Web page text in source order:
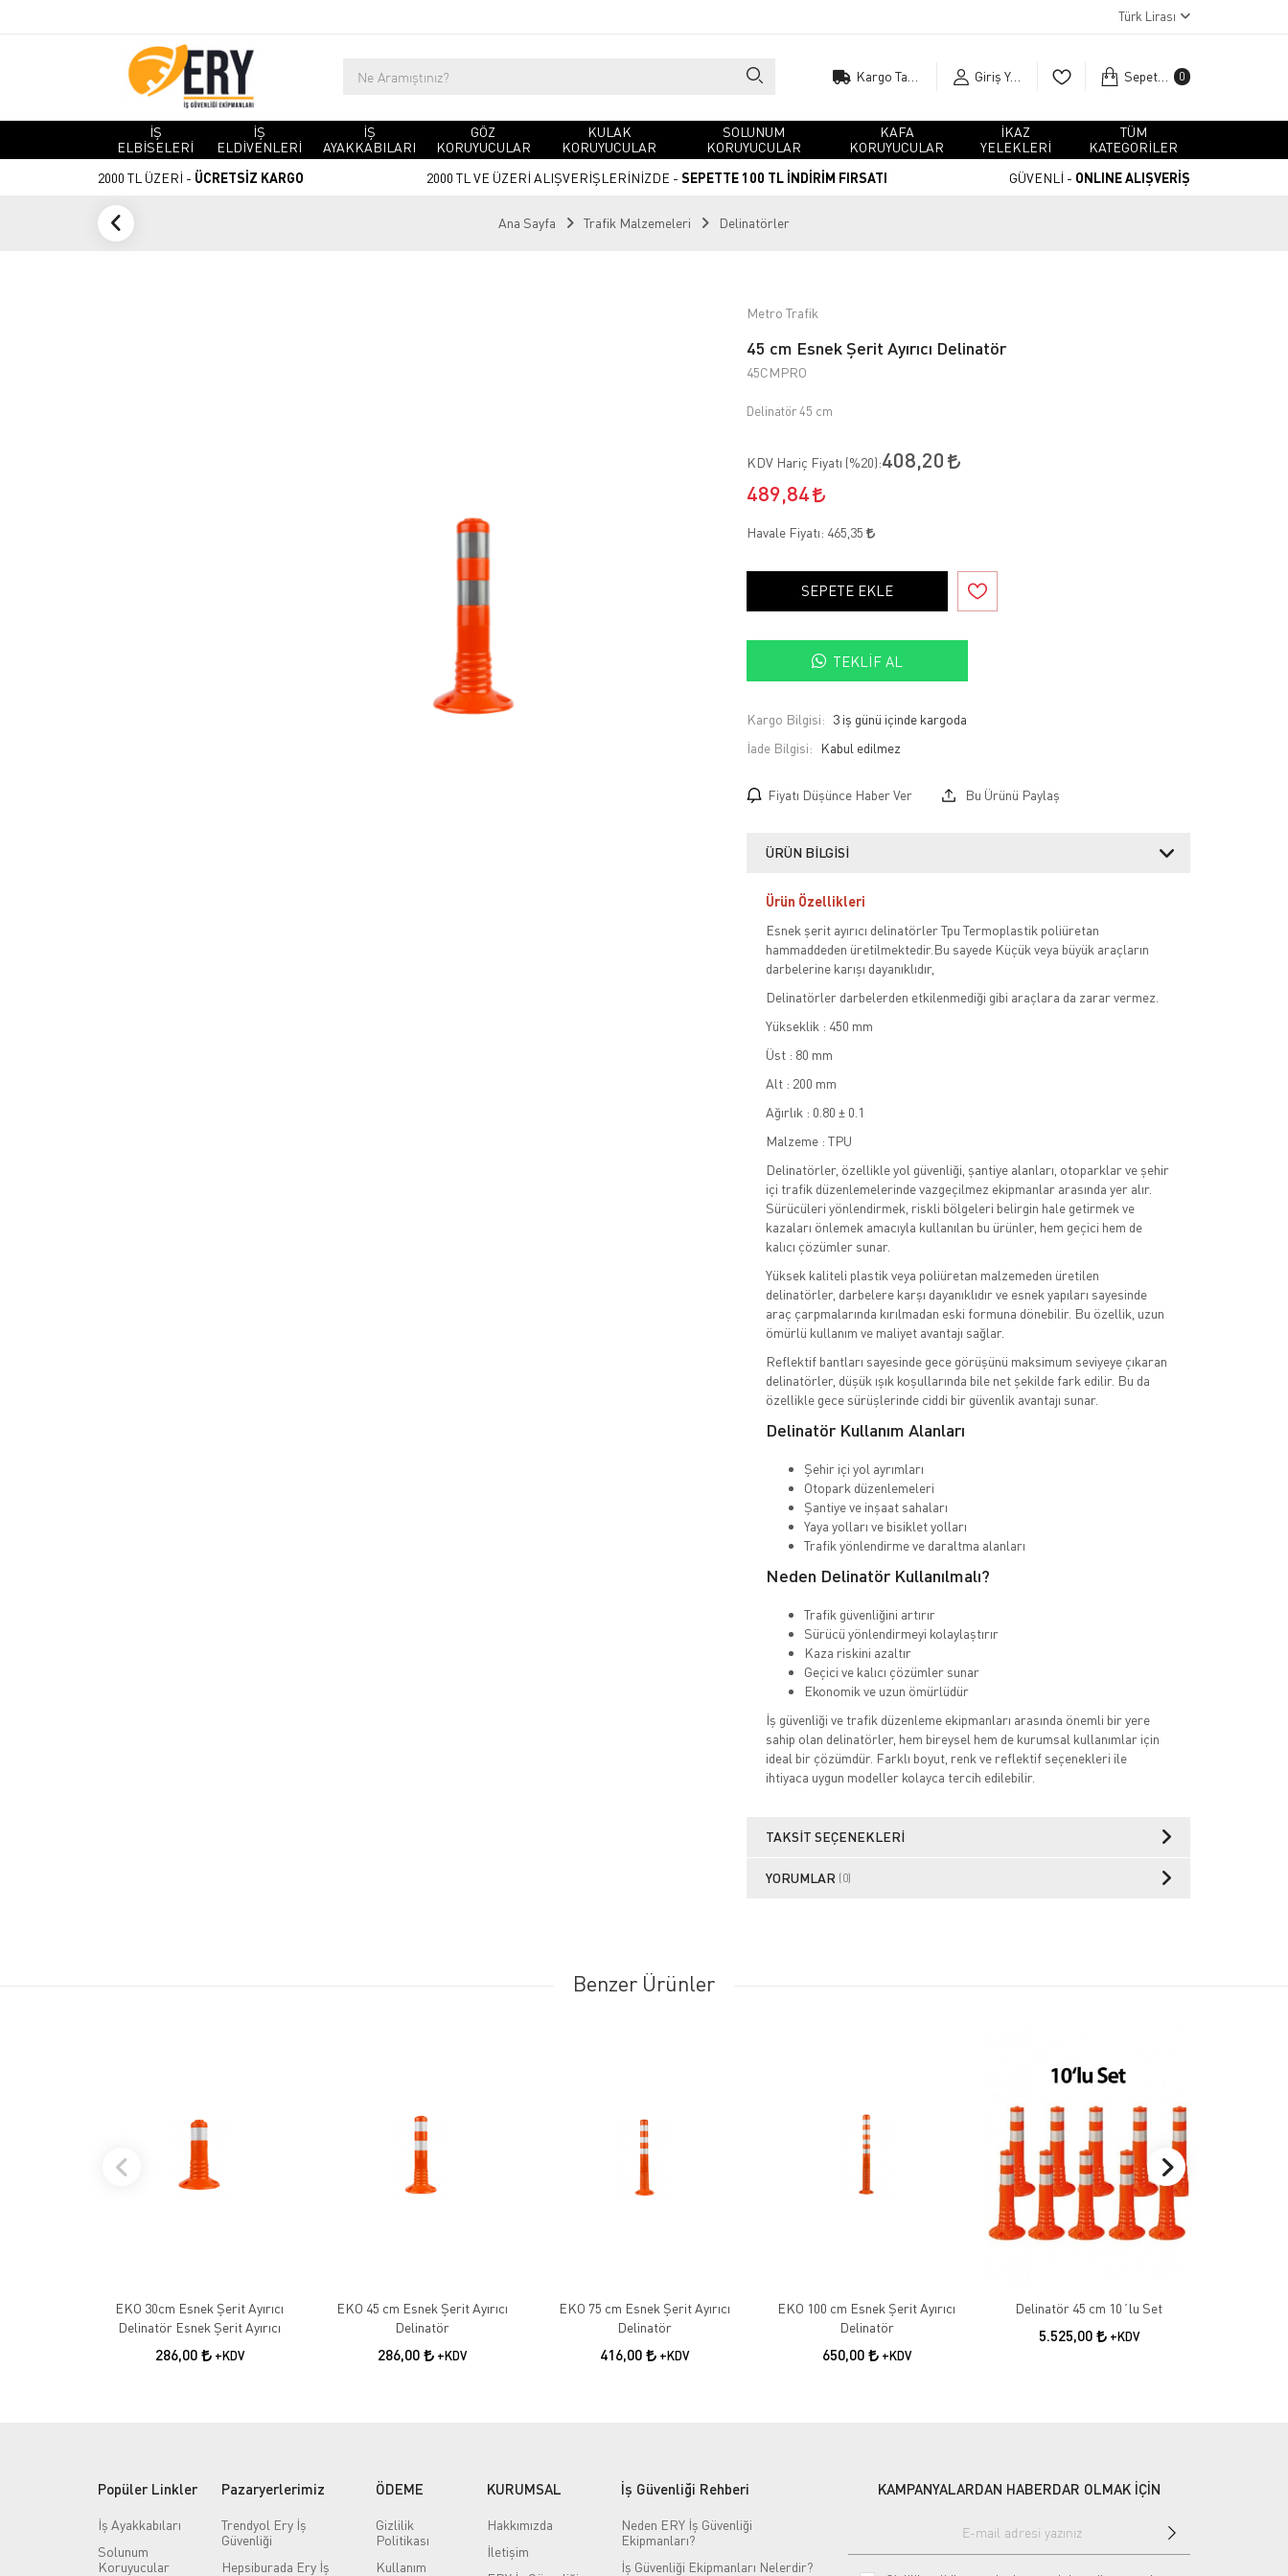
Türk Lirası
Giriş Yap Sepetim 0
İŞ
ELBİSELERİ
İŞ
ELDİVENLERİ
İŞ
AYAKKABILARI
GÖZ
KORUYUCULAR
KULAK
KORUYUCULAR
SOLUNUM
KORUYUCULAR
KAFA
KORUYUCULAR
İKAZ
YELEKLERİ
TÜM
KATEGORİLER
2000 TL ÜZERİ - ÜCRETSİZ KARGO 2000 TL VE ÜZERİ ALIŞVERİŞLERİNİZDE - SEPETTE 100 TL İNDİRİM FIRSATI GÜVENLİ - ONLINE ALIŞVERİŞ
Ana Sayfa Trafik Malzemeleri Delinatörler
Metro Trafik
45 cm Esnek Şerit Ayırıcı Delinatör
45CMPRO
Delinatör 45 cm
KDV Hariç Fiyatı (%20):408,20
489,84
Havale Fiyatı: 465,35
SEPETE EKLE
TEKLIF AL
Kargo Bilgisi: 3 iş günü içinde kargoda
İade Bilgisi:
Fiyatı Düşünce Haber Ver Bu Ürünü Paylaş
ÜRÜN BILGISI
Ürün Özellikleri
Esnek şerit ayırıcı delinatörler Tpu Termoplastik poliüretan
hammaddeden üretilmektedir.Bu sayede Küçük veya büyük araçların
darbelerine karışı dayanıklıdır,
Delinatörler darbelerden etkilenmediği gibi araçlara da zarar vermez.
Yükseklik : 450 mm
Üst : 80 mm
Alt : 200 mm
Ağırlık : 0.80 ± 0.1
Malzeme : TPU
Delinatörler, özellikle yol güvenliği, şantiye alanları, otoparklar ve şehir
içi trafik düzenlemelerinde vazgeçilmez ekipmanlar arasında yer alır.
Sürücüleri yönlendirmek, riskli bölgeleri belirgin hale getirmek ve
kazaları önlemek amacıyla kullanılan bu ürünler, hem geçici hem de
kalıcı çözümler sunar.
Yüksek kaliteli plastik veya poliüretan malzemeden üretilen
delinatörler, darbelere karşı dayanıklıdır ve esnek yapıları sayesinde
araç çarpmalarında kırılmadan eski formuna dönebilir. Bu özellik, uzun
ömürlü kullanım ve maliyet avantajı sağlar.
Reflektif bantları sayesinde gece görüşünü maksimum seviyeye çıkaran
delinatörler, düşük ışık koşullarında bile net şekilde fark edilir. Bu da
özellikle gece sürüşlerinde ciddi bir güvenlik avantajı sunar.
Delinatör Kullanım Alanları
Şehir içi yol ayrımları
Otopark düzenlemeleri
Şantiye ve inşaat sahaları
Yaya yolları ve bisiklet yolları
Trafik yönlendirme ve daraltma alanları
Neden Delinatör Kullanılmalı?
Trafik güvenliğini artırır
Sürücü yönlendirmeyi kolaylaştırır
Kaza riskini azaltır
Geçici ve kalıcı çözümler sunar
Ekonomik ve uzun ömürlüdür
İş güvenliği ve trafik düzenleme ekipmanları arasında önemli bir yere
sahip olan delinatörler, hem bireysel hem de kurumsal kullanımlar için
ideal bir çözümdür. Farklı boyut, renk ve reflektif seçenekleri ile
ihtiyaca uygun modeller kolayca tercih edilebilir.
TAKSIT SEÇENEKLERI
YORUMLAR (0)
Benzer Ürünler
EKO 30cm Esnek Şerit Ayırıcı
Delinatör Esnek Şerit Ayırıcı
286,00 +KDV
EKO 45 cm Esnek Şerit Ayırıcı
Delinatör
286,00 +KDV
EKO 75 cm Esnek Şerit Ayırıcı
Delinatör
416,00 +KDV
EKO 100 cm Esnek Şerit Ayırıcı
Delinatör
650,00 +KDV
Delinatör 45 cm 10´lu Set
5.525,00 +KDV
Popüler Linkler
İş Ayakkabıları
Solunum
Koruyucular
Pazaryerlerimiz
Trendyol Ery İş
Güvenliği
Hepsiburada Ery İş
ÖDEME
Gizlilik
Politikası
Kullanım
KURUMSAL
Hakkımızda
İletişim
İş Güvenliği Rehberi
Neden ERY İş Güvenliği
Ekipmanları?
İş Güvenliği Ekipmanları Nelerdir?
KAMPANYALARDAN HABERDAR OLMAK İÇİN